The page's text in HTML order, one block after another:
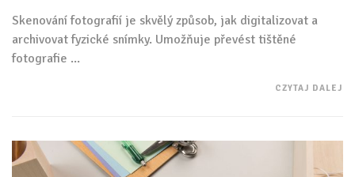
Skenování fotografií je skvělý způsob, jak digitalizovat a
archivovat fyzické snímky. Umožňuje převést tištěné
fotografie ...
CZYTAJ DALEJ